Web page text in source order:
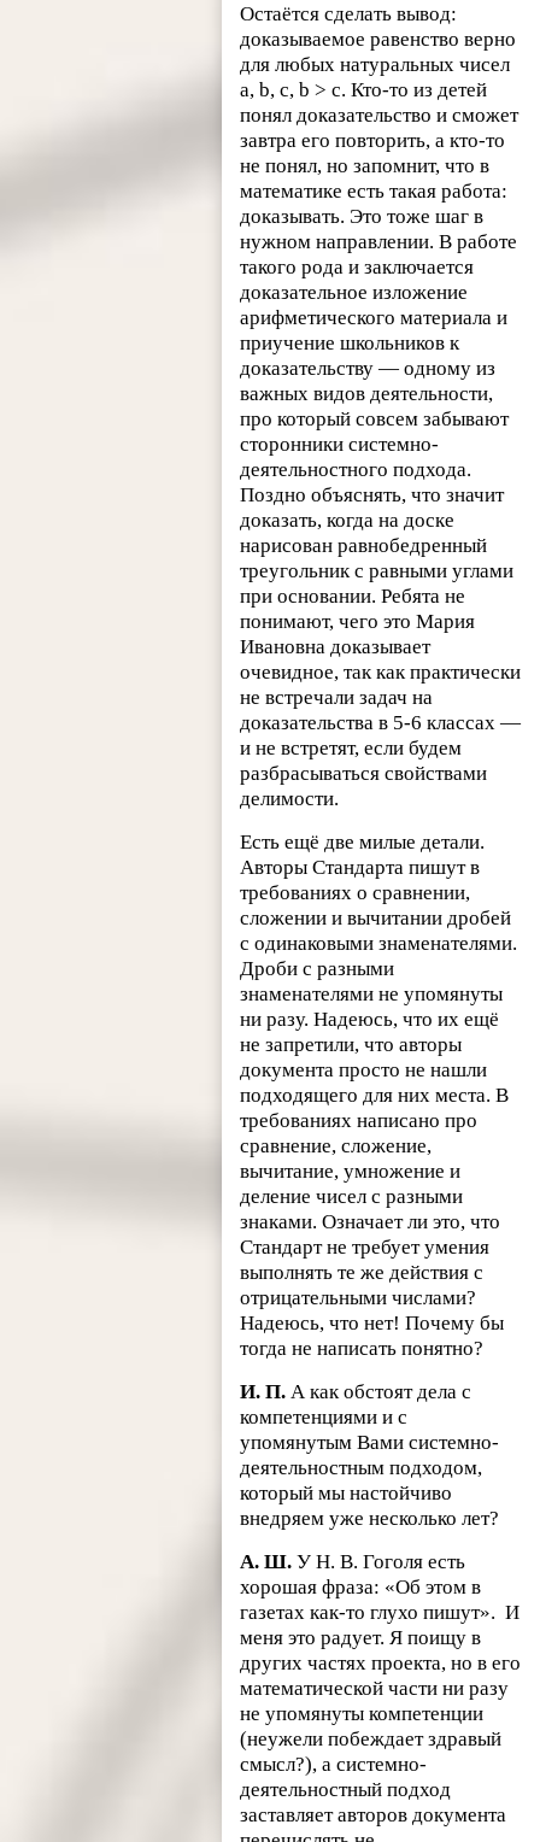
Остаётся сделать вывод:
доказываемое равенство верно
для любых натуральных чисел
a, b, c, b > c. Кто-то из детей
понял доказательство и сможет
завтра его повторить, а кто-то
не понял, но запомнит, что в
математике есть такая работа:
доказывать. Это тоже шаг в
нужном направлении. В работе
такого рода и заключается
доказательное изложение
арифметического материала и
приучение школьников к
доказательству — одному из
важных видов деятельности,
про который совсем забывают
сторонники системно-
деятельностного подхода.
Поздно объяснять, что значит
доказать, когда на доске
нарисован равнобедренный
треугольник с равными углами
при основании. Ребята не
понимают, чего это Мария
Ивановна доказывает
очевидное, так как практически
не встречали задач на
доказательства в 5-6 классах —
и не встретят, если будем
разбрасываться свойствами
делимости.
Есть ещё две милые детали.
Авторы Стандарта пишут в
требованиях о сравнении,
сложении и вычитании дробей
с одинаковыми знаменателями.
Дроби с разными
знаменателями не упомянуты
ни разу. Надеюсь, что их ещё
не запретили, что авторы
документа просто не нашли
подходящего для них места.В
требованиях написано про
сравнение, сложение,
вычитание, умножение и
деление чисел с разными
знаками. ​Означает ли это, что
Стандарт не требует умения
выполнять те же действия с
отрицательными числами?
Надеюсь, что нет! Почему бы
тогда не написать понятно?
И. П. А как обстоят дела с
компетенциями и с
упомянутым Вами системно-
деятельностным подходом,
который мы настойчиво
внедряем уже несколько лет?
А. Ш. У Н. В. Гоголя есть
хорошая фраза: «Об этом в
газетах как-то глухо пишут». И
меня это радует. Я поищу в
других частях проекта, но в его
математической части ни разу
не упомянуты компетенции
(неужели побеждает здравый
смысл?), а системно-
деятельностный подход
заставляет авторов документа